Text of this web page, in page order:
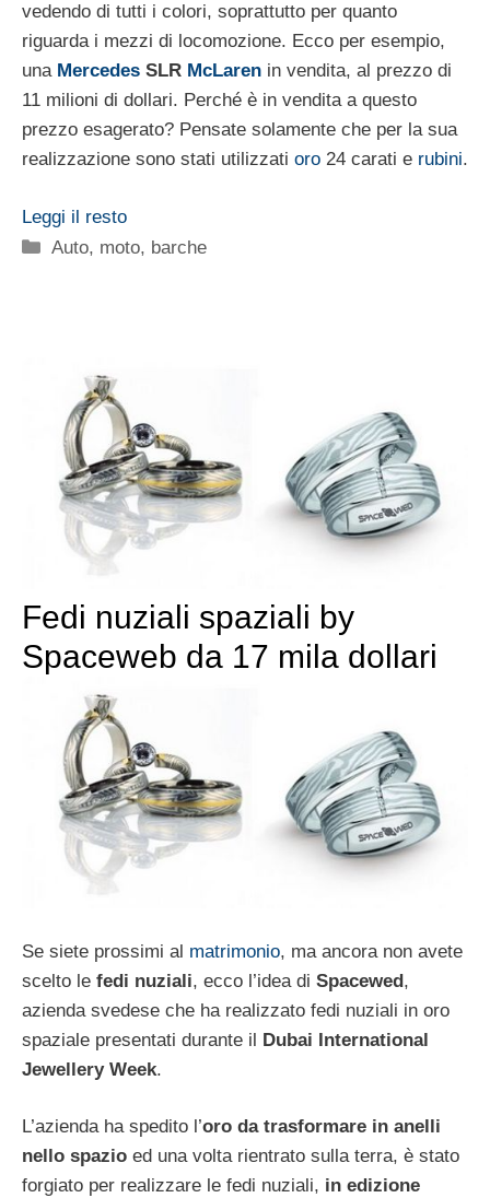
vedendo di tutti i colori, soprattutto per quanto
riguarda i mezzi di locomozione. Ecco per esempio,
una Mercedes SLR McLaren in vendita, al prezzo di
11 milioni di dollari. Perché è in vendita a questo
prezzo esagerato? Pensate solamente che per la sua
realizzazione sono stati utilizzati oro 24 carati e rubini.
Leggi il resto
Categorie
Auto, moto, barche
Fedi nuziali spaziali by
Spaceweb da 17 mila dollari
Se siete prossimi al matrimonio, ma ancora non avete
scelto le fedi nuziali, ecco l’idea di Spacewed,
azienda svedese che ha realizzato fedi nuziali in oro
spaziale presentati durante il Dubai International
Jewellery Week.
L’azienda ha spedito l’oro da trasformare in anelli
nello spazio ed una volta rientrato sulla terra, è stato
forgiato per realizzare le fedi nuziali, in edizione